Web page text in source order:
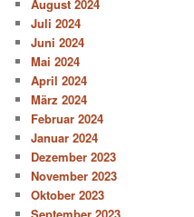
August 2024
Juli 2024
Juni 2024
Mai 2024
April 2024
März 2024
Februar 2024
Januar 2024
Dezember 2023
November 2023
Oktober 2023